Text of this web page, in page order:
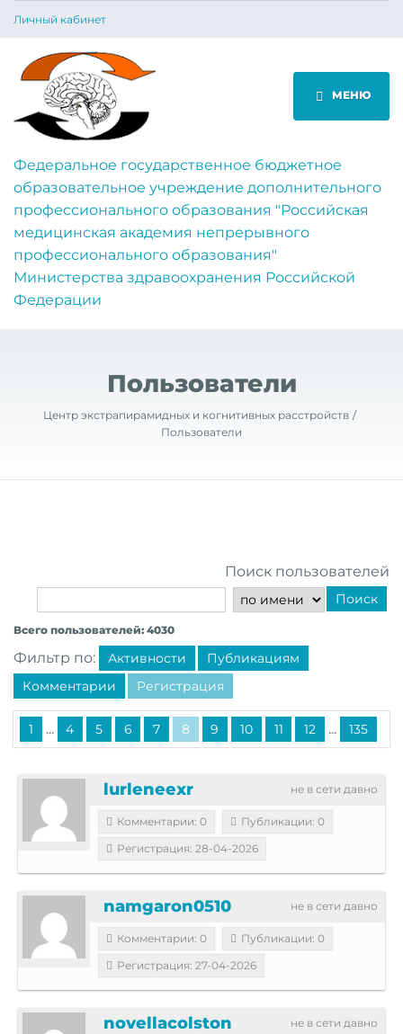
Личный кабинет
МЕНЮ
Федеральное государственное бюджетное
образовательное учреждение дополнительного
профессионального образования "Российская
медицинская академия непрерывного
профессионального образования"
Министерства здравоохранения Российской
Федерации
Пользователи
Центр экстрапирамидных и когнитивных расстройств
Пользователи
Поиск пользователей
Поиск
Всего пользователей: 4030
Фильтр по: Активности
Публикациям
Комментарии
Регистрация
1 ... 4 5 6 7 8 9 10 11 12 ... 135
не в сети давно
lurleneexr
Комментарии: 0
Публикации: 0
Регистрация: 28-04-2026
не в сети давно
namgaron0510
Комментарии: 0
Публикации: 0
Регистрация: 27-04-2026
не в сети давно
novellacolston